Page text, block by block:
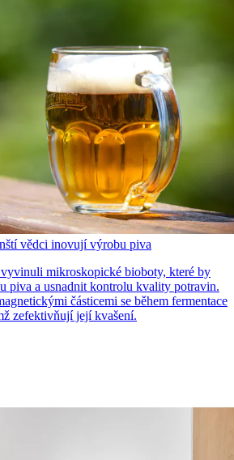
vědci inovují výrobu piva
mikroskopické bioboty, které by
piva a usnadnit kontrolu kvality potravin.
částicemi se během fermentace
zefektivňují její kvašení.